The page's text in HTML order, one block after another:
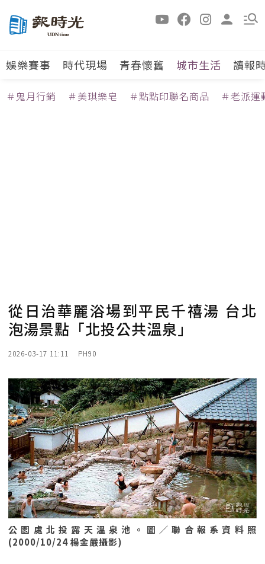
娛樂賽事 時代現場 青春懷舊 城市生活 讀報
＃鬼月行銷 ＃美琪樂皂 ＃點點印聯名商品 ＃老派運
從日治華麗浴場到平民千禧湯 台北
泡湯景點「北投公共溫泉」
2026-03-17 11:11 PH90
公園處北投露天溫泉池。圖／聯合報系資料照
(2000/10/24 楊金嚴攝影)